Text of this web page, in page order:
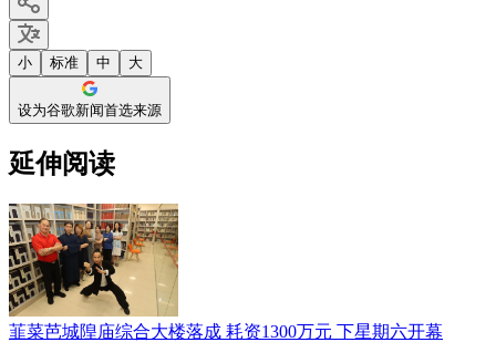
小 标准 中 大
设为谷歌新闻首选来源
延伸阅读
韮菜芭城隍庙综合大楼落成 耗资1300万元 下星期六开幕